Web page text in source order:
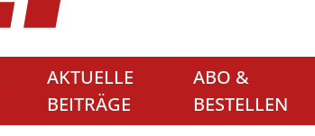
AKTUELLE
BEITRÄGE
ABO &
BESTELLEN